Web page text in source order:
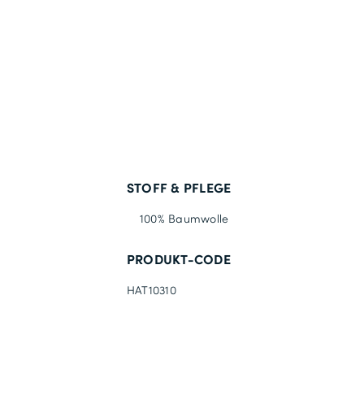
STOFF & PFLEGE
100% Baumwolle
PRODUKT-CODE
HAT10310